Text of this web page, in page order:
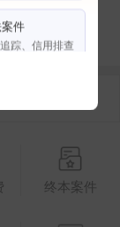
终本案件
件
踪、信用排查
SVIP会员